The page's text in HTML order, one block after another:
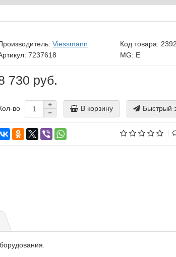
Viessmann Код товара:
7237618
MG: E
730 руб.
во В корзину Быстрый